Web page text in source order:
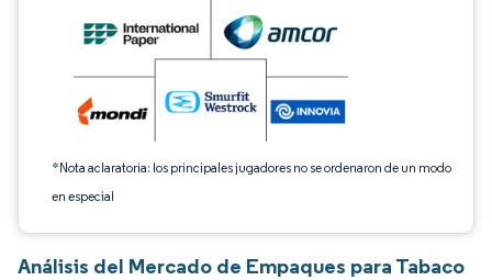
*Nota aclaratoria: los principales jugadores no se ordenaron de un modo
en especial
Análisis del Mercado de Empaques para Tabaco